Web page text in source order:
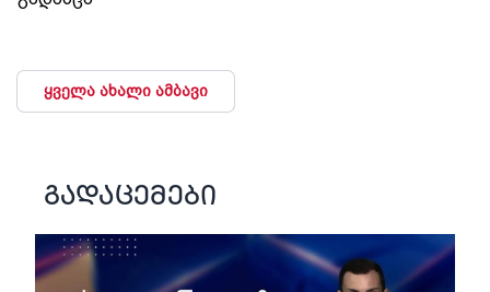
ყველა ახალი ამბავი
გადაცემები